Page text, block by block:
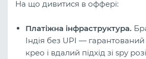
На що дивитися в оффері:
Платіжна інфраструктура.
Індія без UPI —
крео і вдалий підхід зі spy